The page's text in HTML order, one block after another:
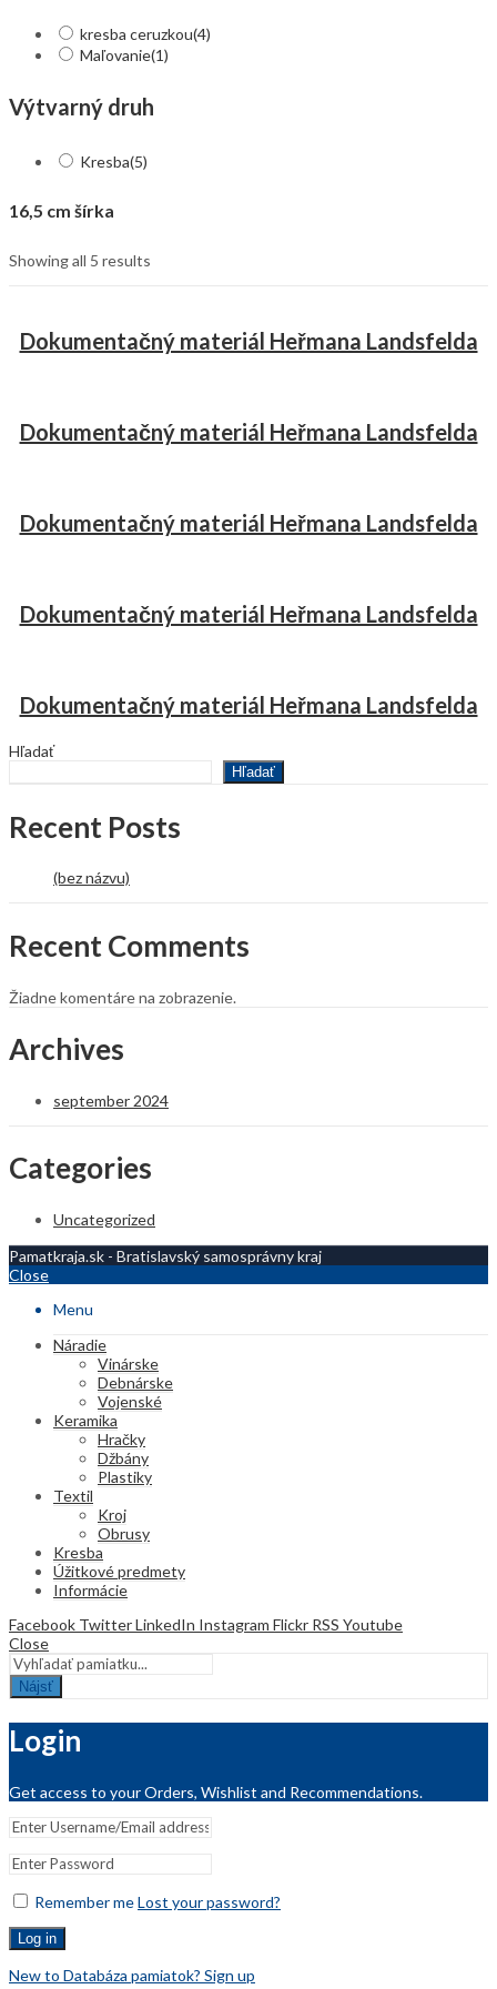
kresba ceruzkou(4)
Maľovanie(1)
Výtvarný druh
Kresba(5)
16,5 cm šírka
Showing all 5 results
Dokumentačný materiál Heřmana Landsfelda
Dokumentačný materiál Heřmana Landsfelda
Dokumentačný materiál Heřmana Landsfelda
Dokumentačný materiál Heřmana Landsfelda
Dokumentačný materiál Heřmana Landsfelda
Hľadať
Hľadať
Recent Posts
(bez názvu)
Recent Comments
Žiadne komentáre na zobrazenie.
Archives
september 2024
Categories
Uncategorized
Pamatkraja.sk - Bratislavský samosprávny kraj
Close
Menu
Náradie
Vinárske
Debnárske
Vojenské
Keramika
Hračky
Džbány
Plastiky
Textil
Kroj
Obrusy
Kresba
Úžitkové predmety
Informácie
Facebook TwitterLinkedIn Instagram Flickr RSS Youtube
Close
Nájsť
Login
Get access to your Orders, Wishlist and Recommendations.
Remember meLost your password?
Log in
New to Databáza pamiatok? Sign up